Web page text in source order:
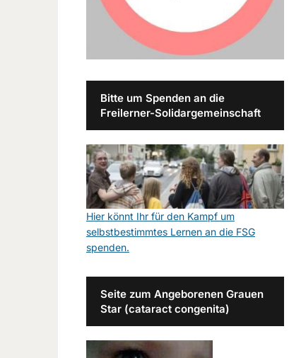
Bitte um Spenden an die
Freilerner-Solidargemeinschaft
Hier könnt Ihr für den Kampf um
selbstbestimmtes Lernen an die FSG
spenden.
Seite zum Angeborenen Grauen
Star (cataract congenita)